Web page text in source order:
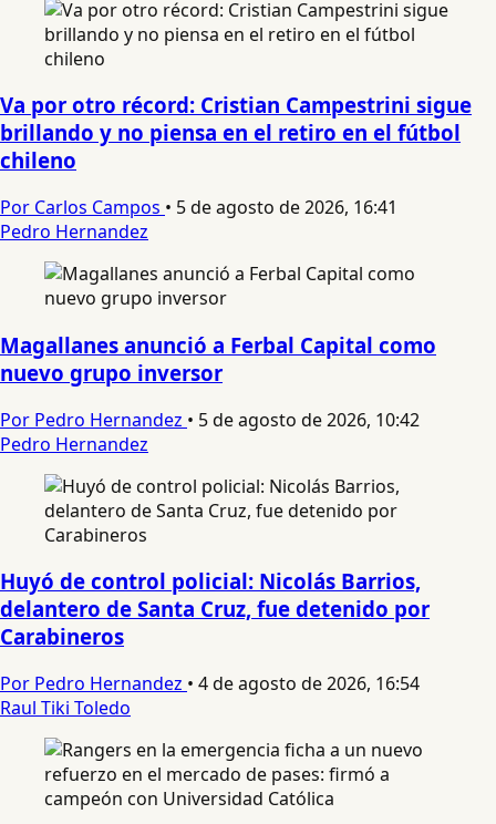
Va por otro récord: Cristian Campestrini sigue
brillando y no piensa en el retiro en el fútbol
chileno
Por Carlos Campos • 5 de agosto de 2026, 16:41
Pedro Hernandez
Magallanes anunció a Ferbal Capital como
nuevo grupo inversor
Por Pedro Hernandez • 5 de agosto de 2026, 10:42
Pedro Hernandez
Huyó de control policial: Nicolás Barrios,
delantero de Santa Cruz, fue detenido por
Carabineros
Por Pedro Hernandez • 4 de agosto de 2026, 16:54
Raul Tiki Toledo